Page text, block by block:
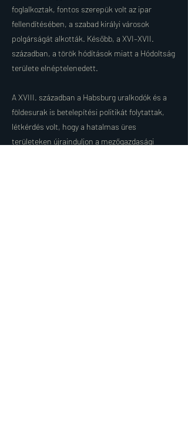
foglalkoztak, fontos szerepük volt az ipar
fellendítésében, a szabad királyi városok
polgárságát alkották. Később, a XVI–XVII.
században, a török hódítások miatt a Hódoltság
területe elnéptelenedett.
A XVIII. században a Habsburg uralkodók és a
földesurak is betelepítési politikát folytattak,
létkérdés volt, hogy a hatalmas üres
területeken újrainduljon a mezőgazdasági